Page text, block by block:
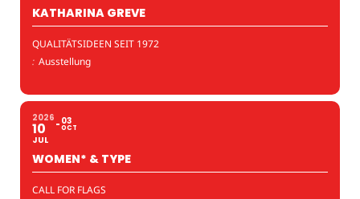
KATHARINA GREVE
QUALITÄTSIDEEN SEIT 1972
: Ausstellung
2026
10
JUL
03
OCT
WOMEN* & TYPE
CALL FOR FLAGS